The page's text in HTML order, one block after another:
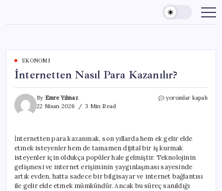
content
EKONOMI
İnternetten Nasıl Para Kazanılır?
By Emre Yılmaz
22 Nisan 2026
3 Min Read
İnternetten
yorumlar kapalı
İnternetten para kazanmak, son yıllarda hem ek gelir elde
etmek isteyenler hem de tamamen dijital bir iş kurmak
isteyenler için oldukça popüler hale gelmiştir. Teknolojinin
gelişmesi ve internet erişiminin yaygınlaşması sayesinde
artık evden, hatta sadece bir bilgisayar ve internet bağlantısı
ile gelir elde etmek mümkündür. Ancak bu süreç sanıldığı